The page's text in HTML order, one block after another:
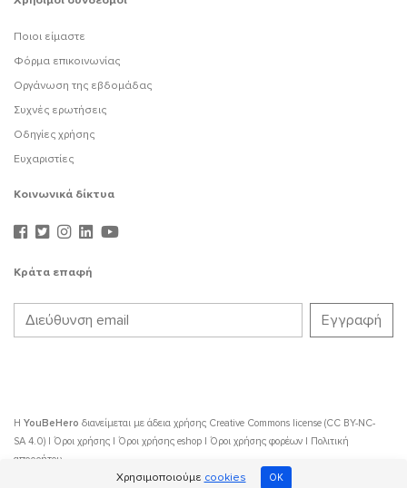
Χρησιμοποιούμε cookies OK
Ποιοι είμαστε
Φόρμα επικοινωνίας
Οργάνωση της εβδομάδας
Συχνές ερωτήσεις
Οδηγίες χρήσης
Ευχαριστίες
Κοινωνικά δίκτυα
Κράτα επαφή
Η YouBeHero διανείμεται με άδεια χρήσης Creative Commons license (CC BY-NC-
SA 4.0) | Όροι χρήσης | Όροι χρήσης eshop | Όροι χρήσης φορέων | Πολιτική
απορρήτου